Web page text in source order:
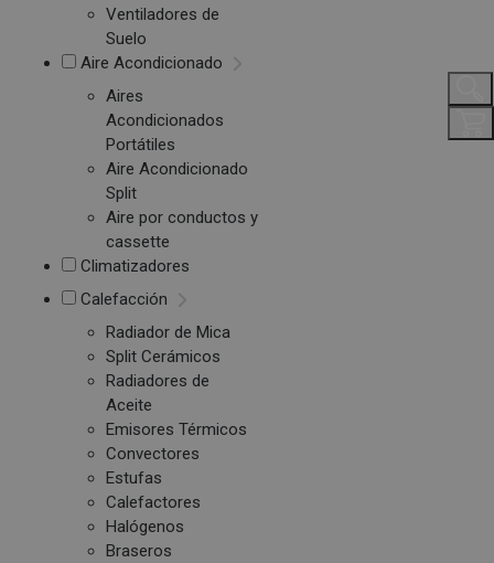
Ventiladores de
Suelo
Aire Acondicionado
Aires
Acondicionados
Portátiles
Aire Acondicionado
Split
Aire por conductos y
cassette
Climatizadores
Calefacción
Radiador de Mica
Split Cerámicos
Radiadores de
Aceite
Emisores Térmicos
Convectores
Estufas
Calefactores
Halógenos
Braseros